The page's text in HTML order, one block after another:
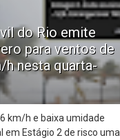
do Rio emite
para ventos de
h nesta quarta-
km/h e baixa umidade
em Estágio 2 de risco uma